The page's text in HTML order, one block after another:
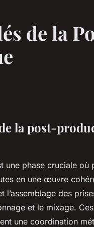
de la
la post-
une phase cruciale où
en une œuvre
l’assemblage des
et le mixage.
une coordination